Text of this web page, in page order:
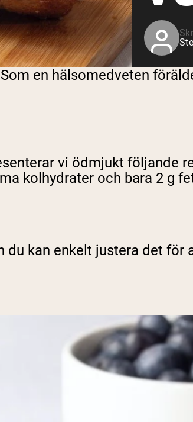
en hälsomedveten
vi ödmjukt följande
kolhydrater och bara 2 g
kan enkelt justera det